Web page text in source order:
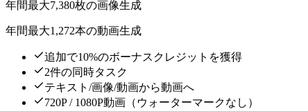
年間最大7,380枚の画像生成
年間最大1,272本の動画生成
追加で10%のボーナスクレジットを獲得
2件の同時タスク
テキスト/画像/動画から動画へ
720P / 1080P動画（ウォーターマークなし）